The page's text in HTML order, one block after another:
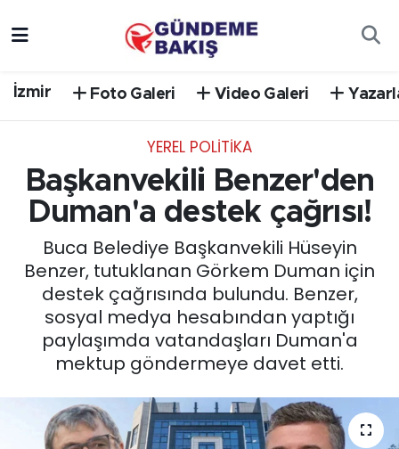
İzmir Foto Galeri Video Galeri
YEREL POLİTİKA
Başkanvekili Benzer'den
Duman'a destek çağrısı!
Buca Belediye Başkanvekili Hüseyin
Benzer, tutuklanan Görkem Duman için
destek çağrısında bulundu. Benzer,
sosyal medya hesabından yaptığı
paylaşımda vatandaşları Duman'a
mektup göndermeye davet etti.
EGE
EĞİTİM
EKONOMİ
English News
KÜLTÜR SANAT
Trafik Durumu
Süper Lig Puan Durumu ve Fikstür
Tüm Manşetler
Son Dakika Haberleri
Haber Arşivi